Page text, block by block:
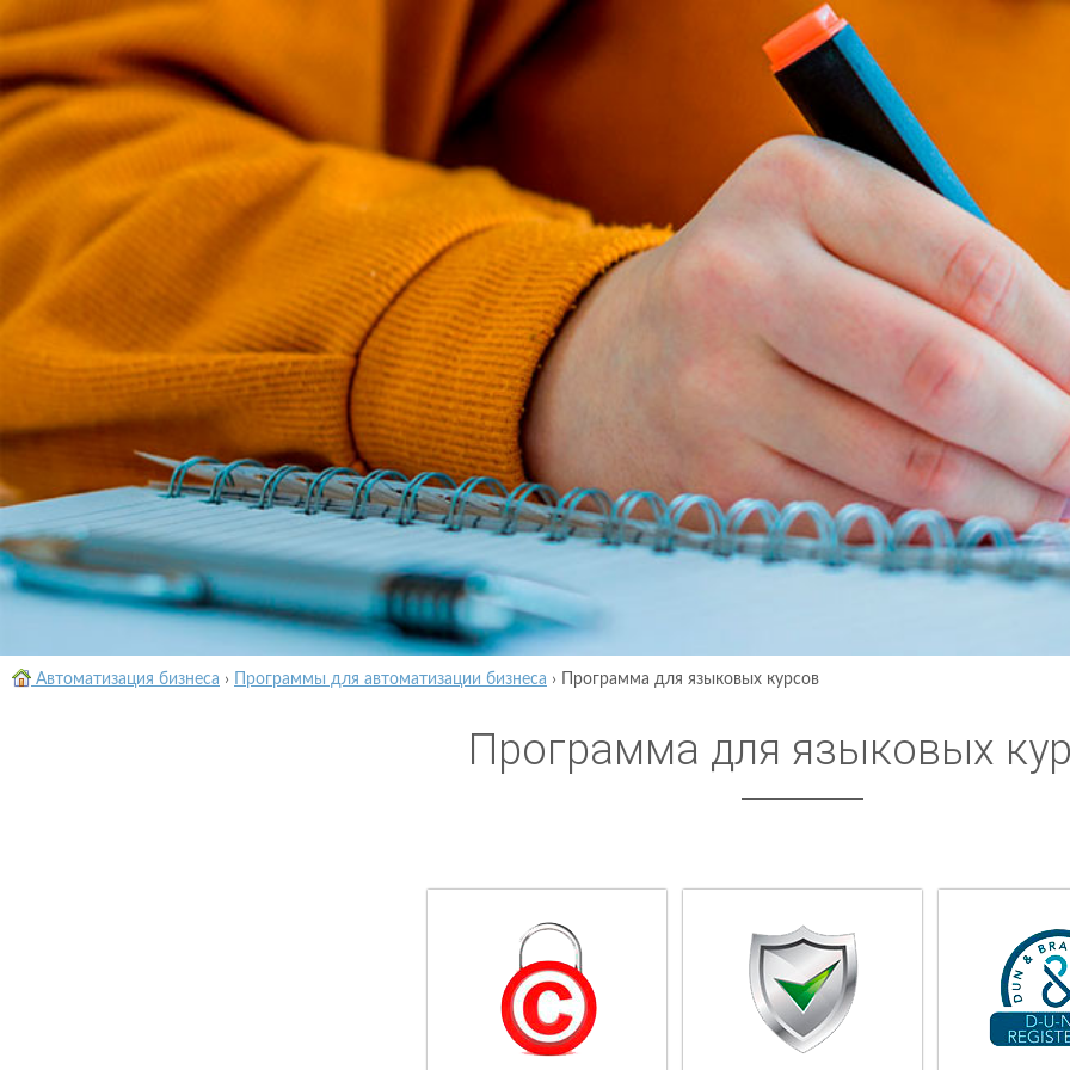
Автоматизация бизнеса › Программы для автоматизации бизнеса › Программа для языковых курсов
Программа для языковых